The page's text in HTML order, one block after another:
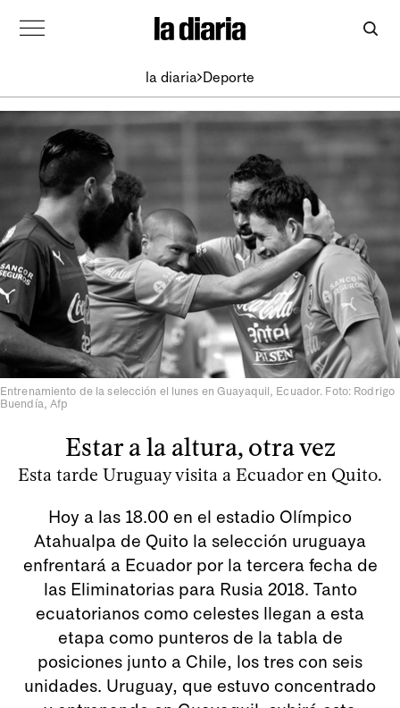
la diaria Deporte
Entrenamiento de la selección el lunes en Guayaquil, Ecuador. Foto: Rodrigo
Buendía, Afp
Estar a la altura, otra vez
Esta tarde Uruguay visita a Ecuador en Quito.
Hoy a las 18.00 en el estadio Olímpico
Atahualpa de Quito la selección uruguaya
enfrentará a Ecuador por la tercera fecha de
las Eliminatorias para Rusia 2018. Tanto
ecuatorianos como celestes llegan a esta
etapa como punteros de la tabla de
posiciones junto a Chile, los tres con seis
unidades. Uruguay, que estuvo concentrado